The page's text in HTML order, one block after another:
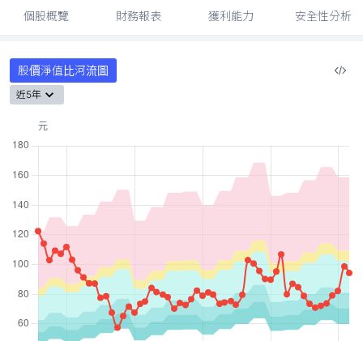
個股概覽 財務報表 獲利能力 安全性分析
股價淨值比河流圖
近5年